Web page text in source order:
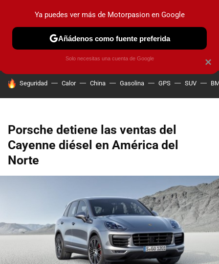
PRUEBAS COCHES ELÉCTRICOS OBSERVATORIO
HOY SE HABLA DE
Seguridad Calor China Gasolina GPS SUV
Porsche detiene las ventas del
Cayenne diésel en América del
Norte
×
Ya puedes ver más de Motorpasion en Google
Añádenos como fuente preferida
Solo necesitas una cuenta de Google